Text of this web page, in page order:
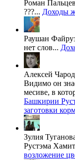
Роман Пальцев
???... Доходы
Раушан
нет слов...
Алексей
Видимо он
месиве, в
Башкирии
заготовки
Зулия
Рустэма
возложение